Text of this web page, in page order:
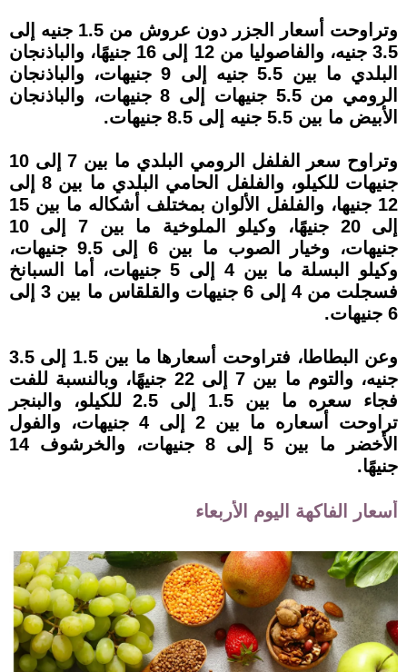
وتراوحت أسعار الجزر دون عروش من 1.5 جنيه إلى
3.5 جنيه، والفاصوليا من 12 إلى 16 جنيهًا، والباذنجان
البلدي ما بين 5.5 جنيه إلى 9 جنيهات، والباذنجان
الرومي من 5.5 جنيهات إلى 8 جنيهات، والباذنجان
الأبيض ما بين 5.5 جنيه إلى 8.5 جنيهات.
وتراوح سعر الفلفل الرومي البلدي ما بين 7 إلى 10
جنيهات للكيلو، والفلفل الحامي البلدي ما بين 8 إلى
12 جنيها، والفلفل الألوان بمختلف أشكاله ما بين 15
إلى 20 جنيهًا، وكيلو الملوخية ما بين 7 إلى 10
جنيهات، وخيار الصوب ما بين 6 إلى 9.5 جنيهات،
وكيلو البسلة ما بين 4 إلى 5 جنيهات، أما السبانخ
فسجلت من 4 إلى 6 جنيهات والقلقاس ما بين 3 إلى
6 جنيهات.
وعن البطاطا، فتراوحت أسعارها ما بين 1.5 إلى 3.5
جنيه، والتوم ما بين 7 إلى 22 جنيهًا، وبالنسبة للفت
فجاء سعره ما بين 1.5 إلى 2.5 للكيلو، والبنجر
تراوحت أسعاره ما بين 2 إلى 4 جنيهات، والفول
الأخضر ما بين 5 إلى 8 جنيهات، والخرشوف 14
جنيهًا.
أسعار الفاكهة اليوم الأربعاء